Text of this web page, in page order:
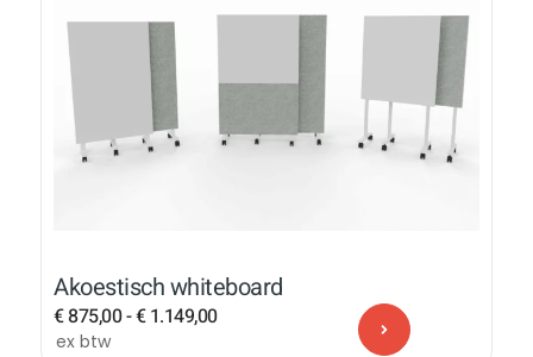
Akoestisch whiteboard
€875,00-€1.149,00
ex btw